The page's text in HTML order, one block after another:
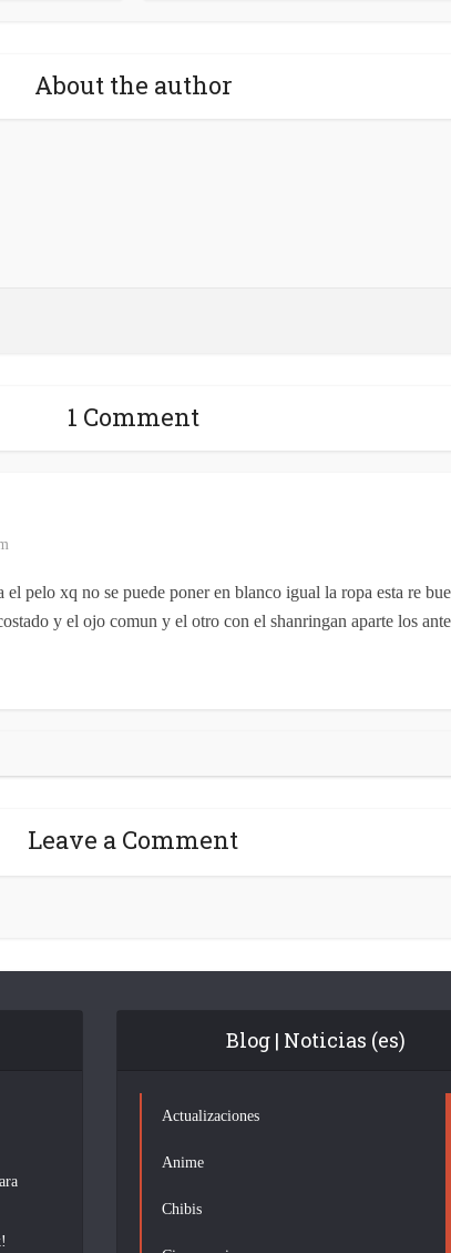
About the author
1 Comment
el pelo xq no se puede poner en blanco igual la ropa esta re
y el ojo comun y el otro con el shanringan aparte los
Leave a Comment
Blog | Noticias (es)
Actualizaciones
Anime
Chibis